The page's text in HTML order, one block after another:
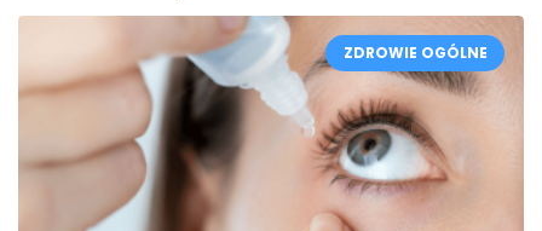
ZDROWIE OGÓLNE